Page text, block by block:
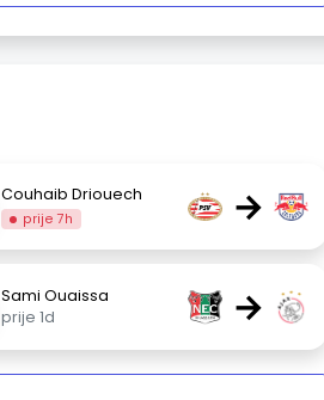
Couhaib Driouech
prije 7h →
Sami Ouaissa
prije 1d
→